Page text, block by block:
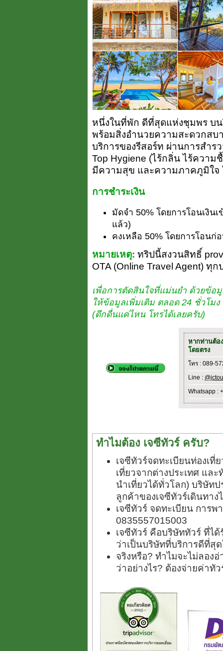
หนึ่งในที่พัก ดีที่สุดแห่งชุมพร บ
พร้อมสิ่งอำนวยความสะดวกสบ
บริการของรีสอร์ท ผ่านการสำร
Top Hygiene (ไร้กลิ่น ไร้ควา
มีความสุข และความภาคภูมิใ
การชำระเงิน
มัดจำ 50% โดยการโอนเงิน
แล้ว)
คงเหลือ 50% โดยการโอนก่
หมายเหตุ: ทริปนี้สงวนสิทธิ์
OTA (Online Travel Agent) ทุก
เพื่อการตัดสินใจที่แม่นยำ ด้วยข้อ
ให้ข้อมูลเพิ่มเติม ตลอด 24 ชั่วโม
(ดึกดื่นแค่ไหน โทรได้เลยครับ)
หากท่านต้อ
โดยตรง
โทร : 089-
Line :
Whatsapp :
ทำไมต้อง เจซีทัวร์ ครับ?
เจซีทัวร์จดทะเบียนท่องเที่
เที่ยวจากต่างประเทศ แล
นำเที่ยวได้ทั่วโลก) บริษัท
ลูกค้าของเจซีทัวร์เดินทาง
เจซีทัวร์ จดทะเบียน การ
0835557015003
เจซีทัวร์ คือบริษัททัวร์ ที่ไ
ว่าเป็นบริษัทที่บริการดีที่สุ
จริงหรือ? ทำไมจะไม่ลอง
ว่าอย่างไร? ต้องจ่ายค่าทั